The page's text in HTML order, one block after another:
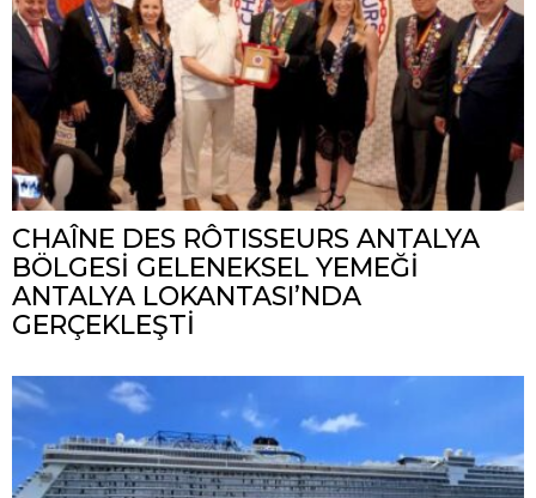
CHAÎNE DES RÔTISSEURS ANTALYA
BÖLGESİ GELENEKSEL YEMEĞİ
ANTALYA LOKANTASI’NDA
GERÇEKLEŞTİ